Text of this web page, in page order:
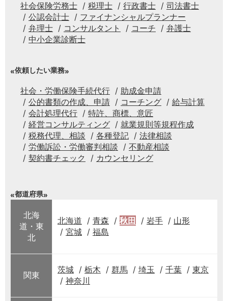
社会保険労務士 税理士 行政書士
司法書士
公認会計士
ファイナンシャルプランナー
弁理士
コンサルタント コーチ
弁護士
中小企業診断士
依頼したい業務
社会・労働保険手続代行
助成金申請
公的書類の作成、申請
コーチング
給与計算
会計処理代行
特許、商標、意匠
経営コンサルティング
就業規則等規程作成
税務代理、相談
各種登記
法律相談
労働訴訟・労働審判相談
不動産相談
契約書チェック
カウンセリング
都道府県
北海
道・東
北
北海道 青森 秋田 岩手
山形
宮城
福島
関東
茨城 栃木 群馬 埼玉 千葉
東京
神奈川